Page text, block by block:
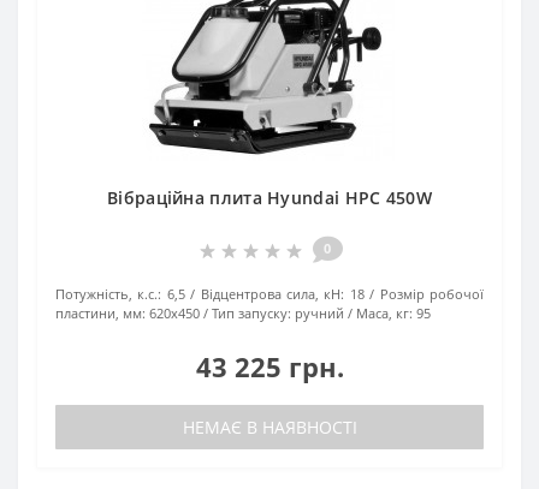
Вібраційна плита Hyundai HPC 450W
0
Потужність, к.с.: 6,5 Відцентрова сила, кН: 18
Розмір робочої
пластини, мм: 620х450 Тип запуску: ручний Маса, кг: 95
43 225 грн.
НЕМАЄ В НАЯВНОСТІ